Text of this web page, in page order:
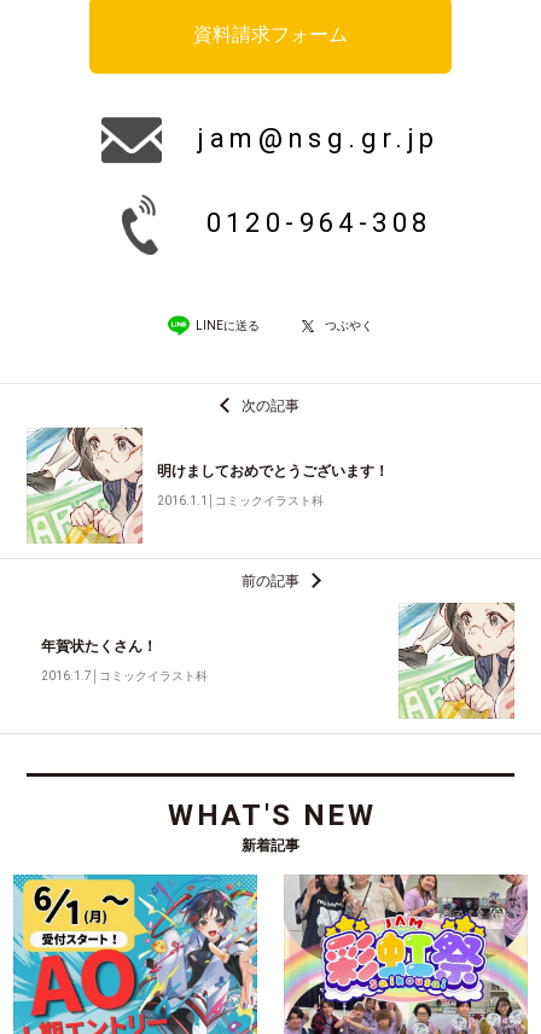
資料請求フォーム
jam@nsg.gr.jp
0120-964-308
LINEに送る つぶやく
次の記事
明けましておめでとうございます！
2016.1.1 コミックイラスト科
前の記事
年賀状たくさん！
2016.1.7 コミックイラスト科
WHAT'S NEW
新着記事